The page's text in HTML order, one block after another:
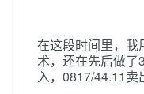
在这段时间里，我
术，还在先后做
入，0817/44.11卖